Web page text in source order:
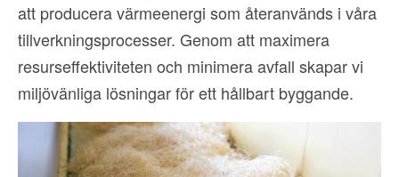
att producera värmeenergi som återanvänds i våra
tillverkningsprocesser. Genom att maximera
resurseffektiviteten och minimera avfall skapar vi
miljövänliga lösningar för ett hållbart byggande.